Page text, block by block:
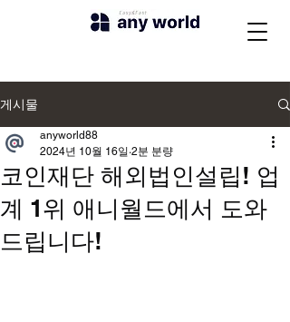
게시물
코인재단 해외법인설립! 업
계 1위 애니월드에서 도와
드립니다!
anyworld88
2024년 10월 16일 2분 분량